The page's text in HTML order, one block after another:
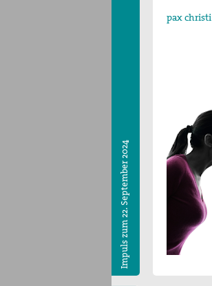
pax christi
Impuls zum 22. September 2024